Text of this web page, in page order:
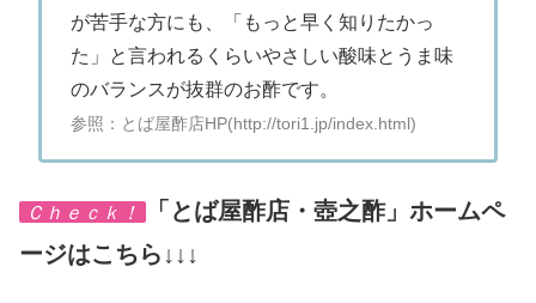
が苦手な方にも、「もっと早く知りたかっ
た」と言われるくらいやさしい酸味とうま味
のバランスが抜群のお酢です。
参照：とば屋酢店HP(http://tori1.jp/index.html)
Ｃｈｅｃｋ！
「とば屋酢店・壺之酢」ホームペ
ージはこちら↓↓↓